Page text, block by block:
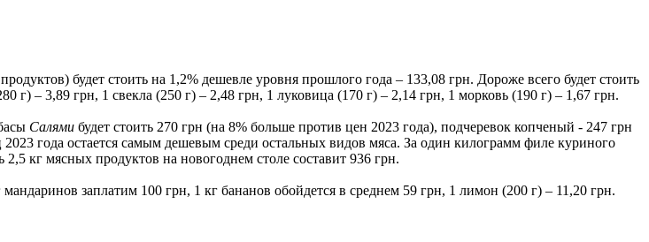
будет стоить на 1,2% дешевле уровня прошлого года – 133,08 грн. Дороже всего будет стоить
г) – 3,89 грн, 1 свекла (250 г) – 2,48 грн, 1 луковица (170 г) – 2,14 грн, 1 морковь (190 г) – 1,67 грн.
Салями будет стоить 270 грн (на 8% больше против цен 2023 года), подчеревок копченый - 247 грн
года остается самым дешевым среди остальных видов мяса. За один килограмм филе куриного
кг мясных продуктов на новогоднем столе составит 936 грн.
заплатим 100 грн, 1 кг бананов обойдется в среднем 59 грн, 1 лимон (200 г) – 11,20 грн.